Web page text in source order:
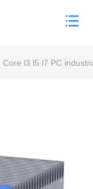
Core l3 l5 l7 PC